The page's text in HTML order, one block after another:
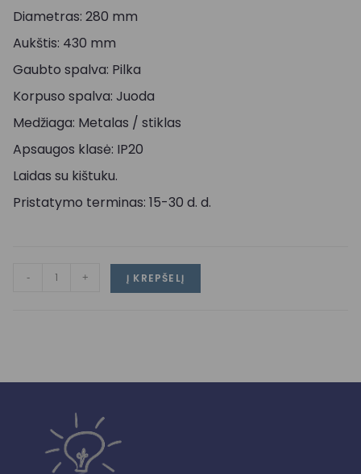
Diametras: 280 mm
Aukštis: 430 mm
Gaubto spalva: Pilka
Korpuso spalva: Juoda
Medžiaga: Metalas / stiklas
Apsaugos klasė: IP20
Laidas su kištuku.
Pristatymo terminas: 15-30 d. d.
- + Į KREPŠELĮ